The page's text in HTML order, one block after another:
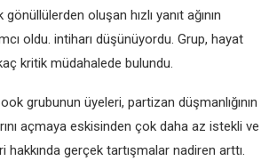
oluşan hızlı yanıt ağının
oldu. intiharı düşünüyordu. Grup, hayat
kritik müdahalede bulundu.
grubunun üyeleri, partizan düşmanlığının
açmaya eskisinden çok daha az istekli ve
hakkında gerçek tartışmalar nadiren arttı.